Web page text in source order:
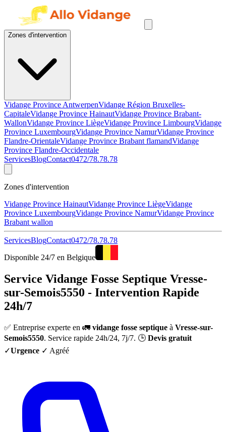
Zones d'intervention
Vidange Province AntwerpenVidange Région Bruxelles-
CapitaleVidange Province HainautVidange Province Brabant-
WallonVidange Province LiègeVidange Province LimbourgVidange
Province LuxembourgVidange Province NamurVidange Province
Flandre-OrientaleVidange Province Brabant flamandVidange
Province Flandre-Occidentale
ServicesBlogContact0472/78.78.78
Zones d'intervention
Vidange Province HainautVidange Province LiègeVidange
Province LuxembourgVidange Province NamurVidange Province
Brabant wallon
ServicesBlogContact0472/78.78.78
Disponible 24/7 en Belgique
Service Vidange Fosse Septique Vresse-
sur-Semois5550 - Intervention Rapide
24h/7
✅ Entreprise experte en 🚛 vidange fosse septique à Vresse-sur-
Semois5550. Service rapide 24h/24, 7j/7. 🕒 Devis gratuit
✓Urgence ✓ Agréé